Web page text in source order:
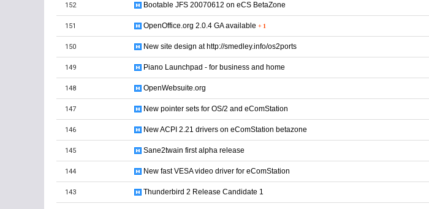
152 Bootable JFS 20070612 on eCS BetaZone
151 OpenOffice.org 2.0.4 GA available + 1
150 New site design at http://smedley.info/os2ports
149 Piano Launchpad - for business and home
148 OpenWebsuite.org
147 New pointer sets for OS/2 and eComStation
146 New ACPI 2.21 drivers on eComStation betazone
145 Sane2twain first alpha release
144 New fast VESA video driver for eComStation
143 Thunderbird 2 Release Candidate 1